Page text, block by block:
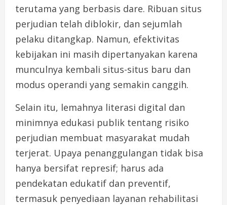
terutama yang berbasis dare. Ribuan situs
perjudian telah diblokir, dan sejumlah
pelaku ditangkap. Namun, efektivitas
kebijakan ini masih dipertanyakan karena
munculnya kembali situs-situs baru dan
modus operandi yang semakin canggih.
Selain itu, lemahnya literasi digital dan
minimnya edukasi publik tentang risiko
perjudian membuat masyarakat mudah
terjerat. Upaya penanggulangan tidak bisa
hanya bersifat represif; harus ada
pendekatan edukatif dan preventif,
termasuk penyediaan layanan rehabilitasi